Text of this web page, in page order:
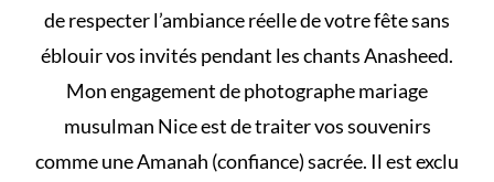
de respecter l’ambiance réelle de votre fête sans
éblouir vos invités pendant les chants Anasheed.
Mon engagement de photographe mariage
musulman Nice est de traiter vos souvenirs
comme une Amanah (confiance) sacrée. Il est exclu